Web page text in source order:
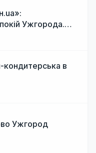
Ужгорода.
кухня, затишок
кондитерська в
Ужгород